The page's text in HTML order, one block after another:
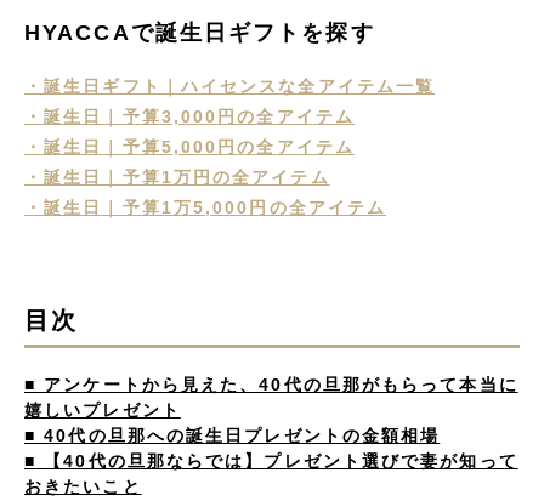
HYACCAで誕生日ギフトを探す
・誕生日ギフト｜ハイセンスな全アイテム一覧
・誕生日｜予算3,000円の全アイテム
・誕生日｜予算5,000円の全アイテム
・誕生日｜予算1万円の全アイテム
・誕生日｜予算1万5,000円の全アイテム
目次
■ アンケートから見えた、40代の旦那がもらって本当に
嬉しいプレゼント
■ 40代の旦那への誕生日プレゼントの金額相場
■ 【40代の旦那ならでは】プレゼント選びで妻が知って
おきたいこと